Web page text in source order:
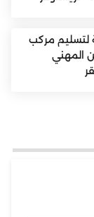
لتسليم مركب
المهني